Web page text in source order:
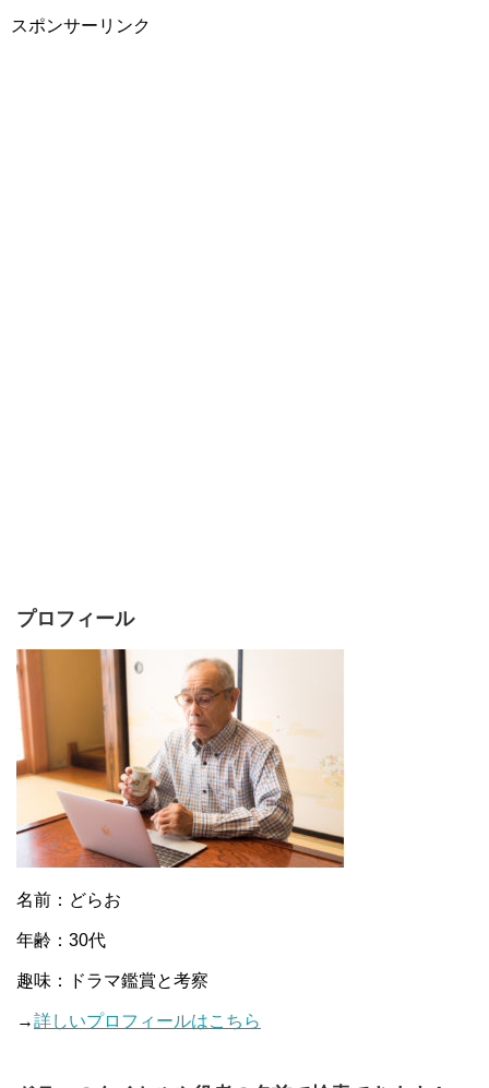
スポンサーリンク
プロフィール
名前：どらお
年齢：30代
趣味：ドラマ鑑賞と考察
→詳しいプロフィールはこちら